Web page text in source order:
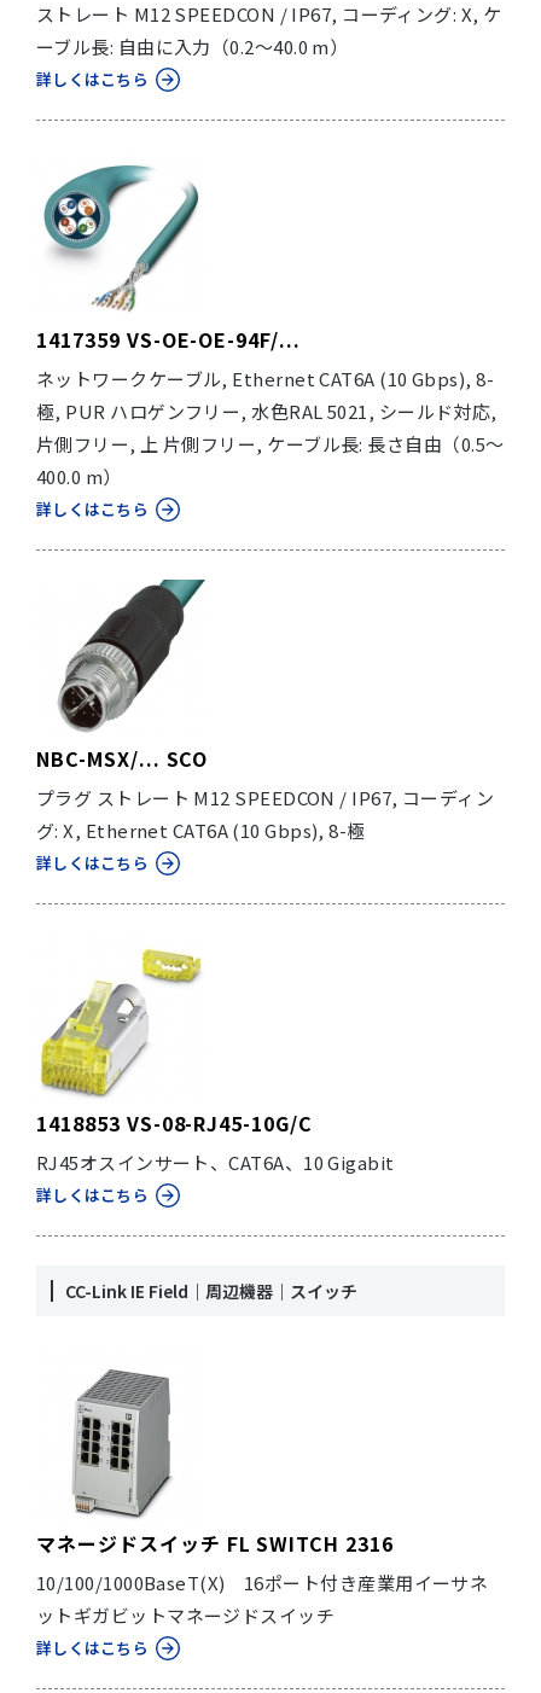
ストレート M12 SPEEDCON / IP67, コーディング: X, ケ
ーブル長: 自由に入力（0.2～40.0 m）
詳しくはこちら
1417359 VS-OE-OE-94F/...
ネットワークケーブル, Ethernet CAT6A (10 Gbps), 8-
極, PUR ハロゲンフリー, 水色RAL 5021, シールド対応,
片側フリー, 上 片側フリー, ケーブル長: 長さ自由（0.5～
400.0 m）
詳しくはこちら
NBC-MSX/... SCO
プラグ ストレート M12 SPEEDCON / IP67, コーディン
グ: X, Ethernet CAT6A (10 Gbps), 8-極
詳しくはこちら
1418853 VS-08-RJ45-10G/C
RJ45オスインサート、CAT6A、10 Gigabit
詳しくはこちら
CC-Link IE Field｜周辺機器｜スイッチ
マネージドスイッチ FL SWITCH 2316
10/100/1000BaseT(X) 16ポート付き産業用イーサネ
ットギガビットマネージドスイッチ
詳しくはこちら